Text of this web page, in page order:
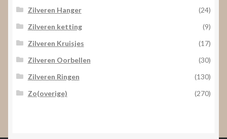
Zilveren Hanger
(24)
Zilveren ketting
(9)
Zilveren Kruisjes
(17)
Zilveren Oorbellen
(30)
Zilveren Ringen
(130)
Zo(overige)
(270)